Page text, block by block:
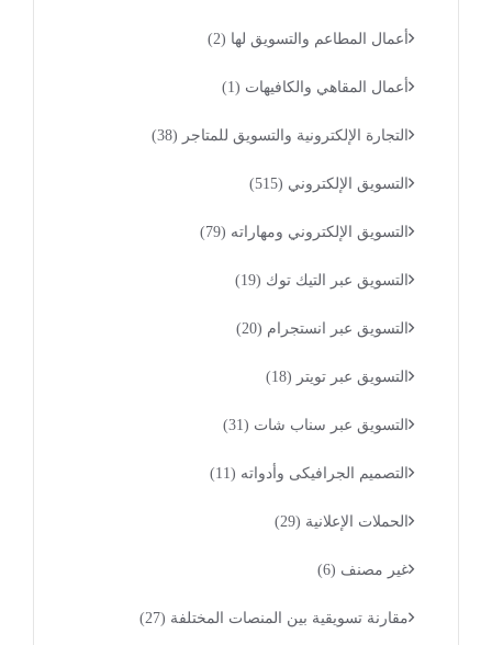
أعمال المطاعم والتسويق لها (2)
أعمال المقاهي والكافيهات (1)
التجارة الإلكترونية والتسويق للمتاجر (38)
التسويق الإلكتروني (515)
التسويق الإلكتروني ومهاراته (79)
التسويق عبر التيك توك (19)
التسويق عبر انستجرام (20)
التسويق عبر تويتر (18)
التسويق عبر سناب شات (31)
التصميم الجرافيكى وأدواته (11)
الحملات الإعلانية (29)
غير مصنف (6)
مقارنة تسويقية بين المنصات المختلفة (27)